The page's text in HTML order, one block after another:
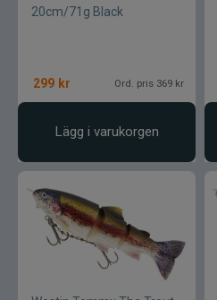
20cm/71g Black
299 kr Ord. pris 369 kr
Lägg i varukorgen